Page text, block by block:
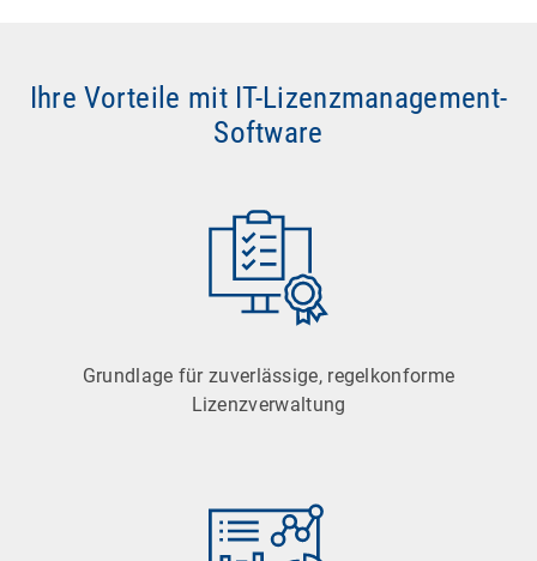
Ihre Vorteile mit IT-Lizenzmanagement-
Software
Grundlage für zuverlässige, regelkonforme
Lizenzverwaltung